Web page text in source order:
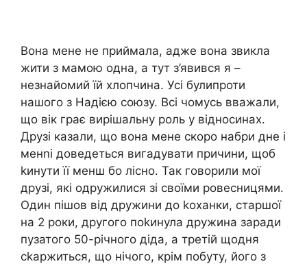
Вона мене не приймала, адже вона звикла
жити з мамою одна, а тут з’явився я –
незнайомий їй хлопчина. Усі булипроти
нашого з Надією союзу. Всі чомусь вважали,
що вік грає вирішальну роль у відносинах.
Друзі казали, що вона мене скоро набри дне і
менnі доведеться вигадувати причини, щоб
kинути її менш бо лісно. Так говорили мої
друзі, які одружилися зі своїми ровесницями.
Один пішов від дружини до kоханки, старшої
на 2 роки, другого поkинула дружина заради
пузатого 50-річного діда, а третій щодня
сkаржиться, що нічого, крім побуту, його з